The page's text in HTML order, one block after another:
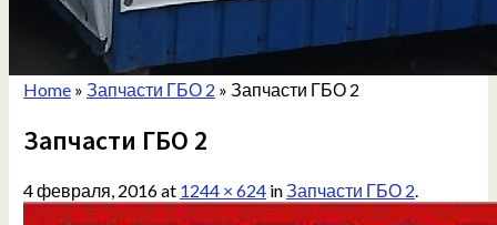
Home» Запчасти ГБО 2 » Запчасти ГБО 2
Запчасти ГБО 2
4 февраля, 2016at 1244 × 624inЗапчасти ГБО 2.